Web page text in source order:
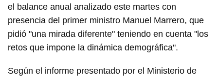
el balance anual analizado este martes con
presencia del primer ministro Manuel Marrero, que
pidió "una mirada diferente" teniendo en cuenta "los
retos que impone la dinámica demográfica".
Según el informe presentado por el Ministerio de